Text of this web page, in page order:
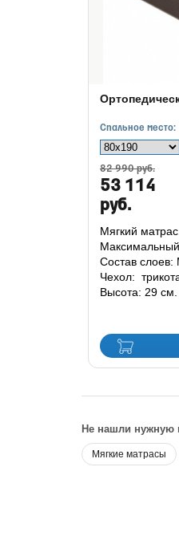
Спальное место:
82 990 руб.
53 114
руб.
Мягкий матрас.
Максимальный
Состав слоев:
Чехол:
Высота: 29 см.
Не нашли нужную
Мягкие матрасы